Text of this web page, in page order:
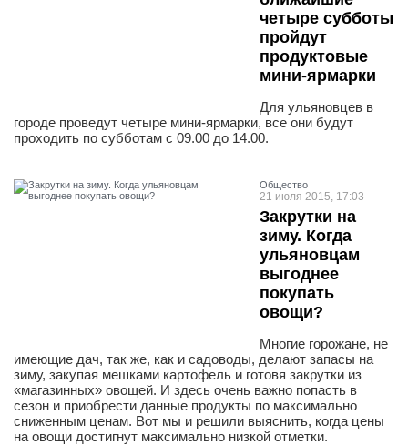
четыре субботы
пройдут
продуктовые
мини-ярмарки
Для ульяновцев в
городе проведут четыре мини-ярмарки, все они будут
проходить по субботам с 09.00 до 14.00.
Общество
21 июля 2015, 17:03
Закрутки на
зиму. Когда
ульяновцам
выгоднее
покупать
овощи?
Многие горожане, не
имеющие дач, так же, как и садоводы, делают запасы на
зиму, закупая мешками картофель и готовя закрутки из
«магазинных» овощей. И здесь очень важно попасть в
сезон и приобрести данные продукты по максимально
сниженным ценам. Вот мы и решили выяснить, когда цены
на овощи достигнут максимально низкой отметки.